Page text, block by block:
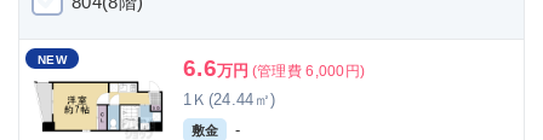
NEW 6.6万円 (管理費 6,000円)
1Ｋ(24.44㎡)
敷金 -